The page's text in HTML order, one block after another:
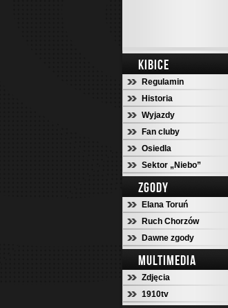
KIBICE
Regulamin
Historia
Wyjazdy
Fan cluby
Osiedla
Sektor „Niebo”
ZGODY
Elana Toruń
Ruch Chorzów
Dawne zgody
MULTIMEDIA
Zdjęcia
1910tv